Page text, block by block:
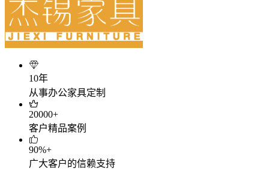
10年
从事办公家具定制
20000+
客户精品案例
90%+
广大客户的信赖支持